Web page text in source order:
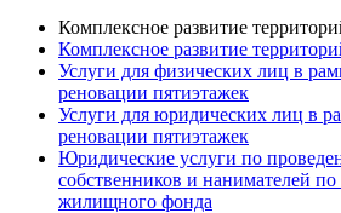
Комплексное развитие
Комплексное развитие
Услуги для физических лиц в
реновации пятиэтажек
Услуги для юридических лиц в
реновации пятиэтажек
Юридические услуги по
собственников и нанимателей
жилищного фонда